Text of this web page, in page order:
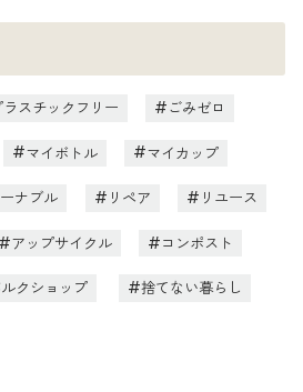
ラスチックフリー ごみゼロ
マイボトル マイカップ
ナブル リペア リユース
アップサイクル コンポスト
クショップ 捨てない暮らし